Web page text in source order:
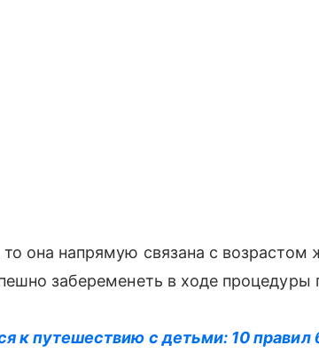
она напрямую связана с
забеременеть в ходе процедуры
к путешествию с детьми: 10 правил